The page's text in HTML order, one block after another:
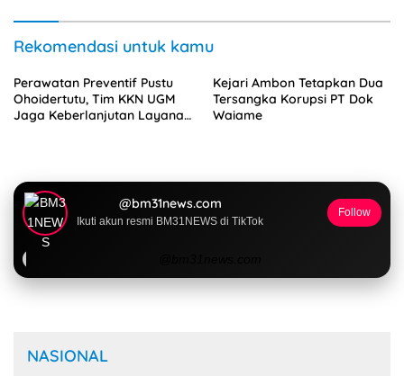
Rekomendasi untuk kamu
Ohoidertutu, Tim KKN UGM
Jaga Keberlanjutan Layanan
Kesehatan Desa
Tersangka Korupsi PT Dok
Waiame
@bm31news.com
Ikuti akun resmi BM31NEWS di TikTok